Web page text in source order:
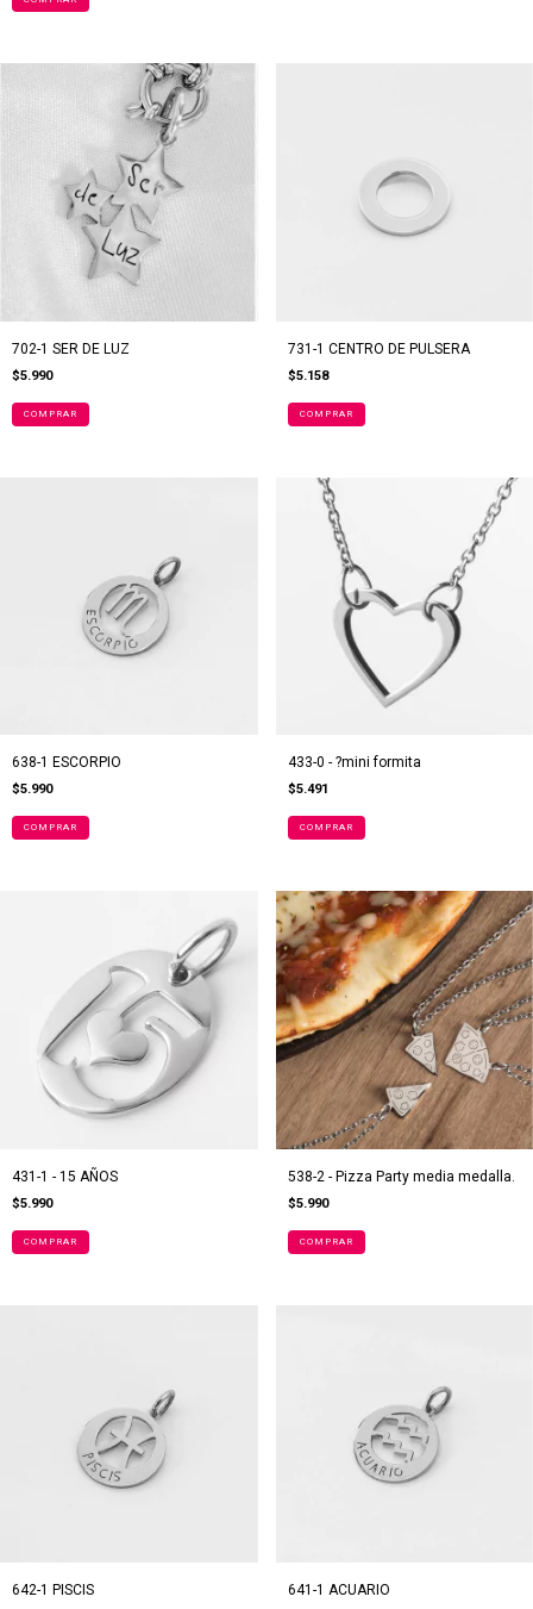
702-1 SER DE LUZ
$5.990
731-1 CENTRO DE PULSERA
$5.158
638-1 ESCORPIO
$5.990
433-0 - ?mini formita
$5.491
431-1 - 15 AÑOS
$5.990
538-2 - Pizza Party media medalla.
$5.990
642-1 PISCIS 641-1 ACUARIO